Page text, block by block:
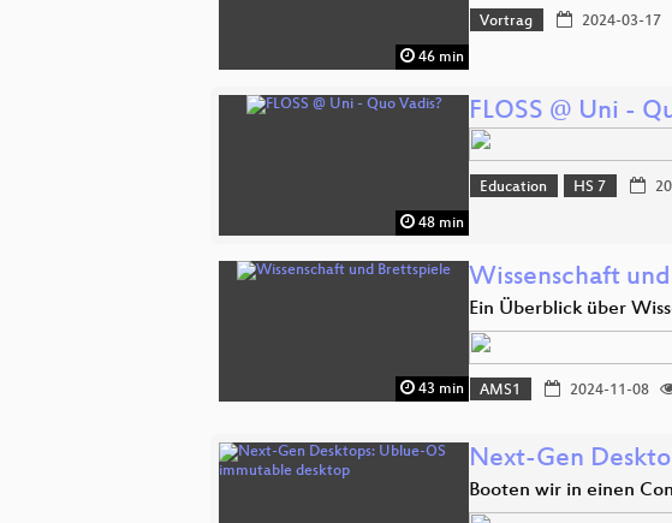
46 min
Vortrag 2024-03-17
48 min
FLOSS @ Uni -
Education HS 7
43 min
Wissenschaft
Ein Überblick über
AMS1 2024-11-08
Next-Gen
Booten wir in einen